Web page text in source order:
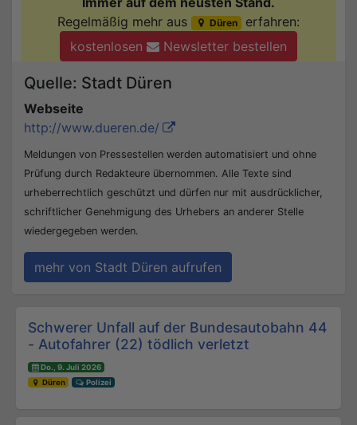
Regelmäßig mehr aus
Düren
erfahren:
kostenlosen
Newsletter bestellen
Quelle: Stadt Düren
Webseite
http://www.dueren.de/
Meldungen von Pressestellen werden automatisiert und ohne
Prüfung durch Redakteure übernommen. Alle Texte sind
urheberrechtlich geschützt und dürfen nur mit ausdrücklicher,
schriftlicher Genehmigung des Urhebers an anderer Stelle
wiedergegeben werden.
mehr von Stadt Düren aufrufen
Beitrags-Navigation
Schwerer Unfall auf der Bundesautobahn 44
- Autofahrer (22) tödlich verletzt
Do., 9. Juli 2026
Düren
Polizei